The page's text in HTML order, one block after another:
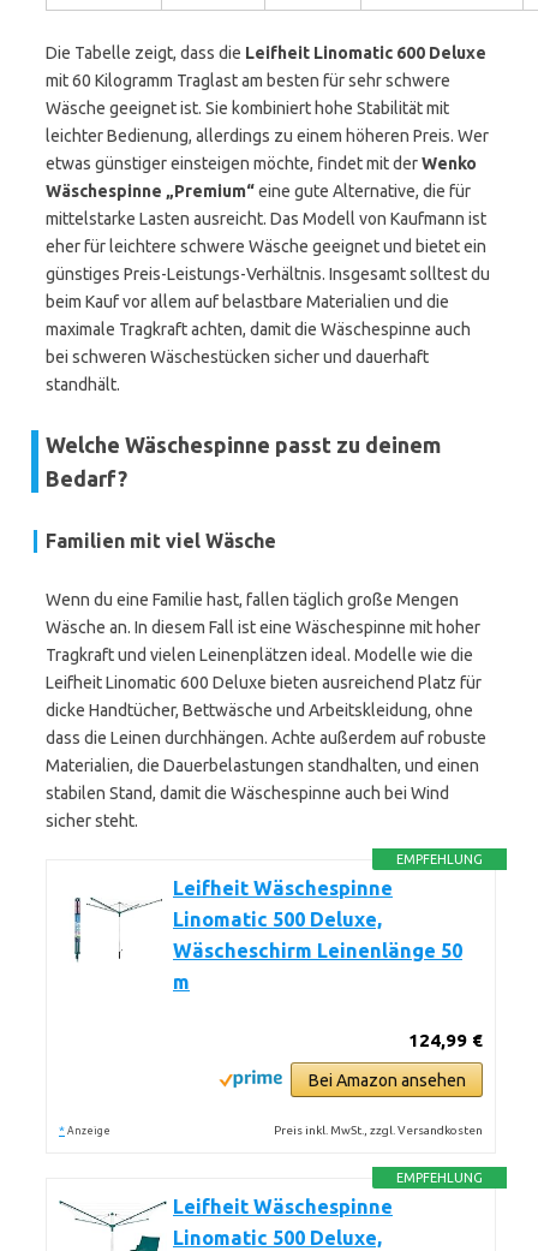
Die Tabelle zeigt, dass die Leifheit Linomatic 600 Deluxe
mit 60 Kilogramm Traglast am besten für sehr schwere
Wäsche geeignet ist. Sie kombiniert hohe Stabilität mit
leichter Bedienung, allerdings zu einem höheren Preis. Wer
etwas günstiger einsteigen möchte, findet mit derWenko
Wäschespinne „Premium“eine gute Alternative, die für
mittelstarke Lasten ausreicht. Das Modell von Kaufmann ist
eher für leichtere schwere Wäsche geeignet und bietet ein
günstiges Preis-Leistungs-Verhältnis. Insgesamt solltest du
beim Kauf vor allem auf belastbare Materialien und die
maximale Tragkraft achten, damit die Wäschespinne auch
bei schweren Wäschestücken sicher und dauerhaft
standhält.
Welche Wäschespinne passt zu deinem
Bedarf?
Familien mit viel Wäsche
Wenn du eine Familie hast, fallen täglich große Mengen
Wäsche an. In diesem Fall ist eine Wäschespinne mit hoher
Tragkraft und vielen Leinenplätzen ideal. Modelle wie die
Leifheit Linomatic 600 Deluxe bieten ausreichend Platz für
dicke Handtücher, Bettwäsche und Arbeitskleidung, ohne
dass die Leinen durchhängen. Achte außerdem auf robuste
Materialien, die Dauerbelastungen standhalten, und einen
stabilen Stand, damit die Wäschespinne auch bei Wind
sicher steht.
EMPFEHLUNG
Leifheit Wäschespinne
Linomatic 500 Deluxe,
Wäscheschirm Leinenlänge 50
m
124,99 €
Bei Amazon ansehen
* Anzeige Preis inkl. MwSt., zzgl. Versandkosten
EMPFEHLUNG
Leifheit Wäschespinne
Linomatic 500 Deluxe,